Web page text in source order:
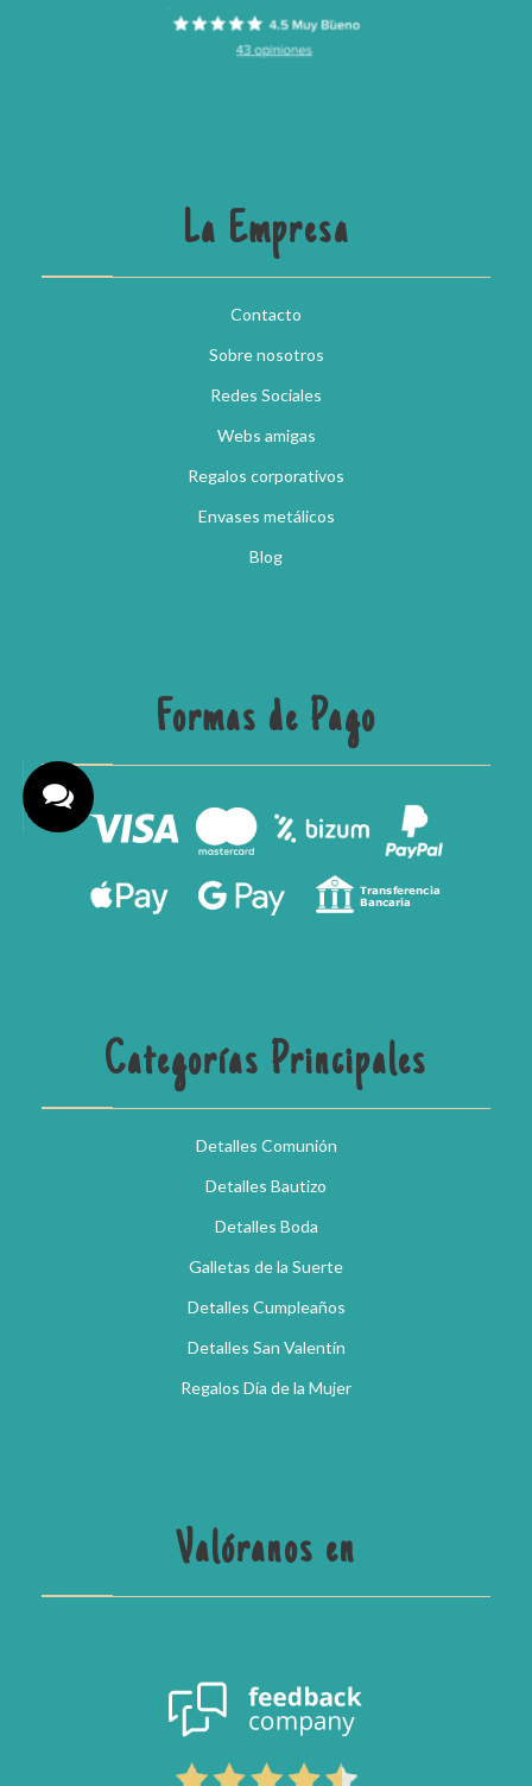
La Empresa
Contacto
Sobre nosotros
Redes Sociales
Webs amigas
Regalos corporativos
Envases metálicos
Blog
Formas de Pago
Categorías Principales
Detalles Comunión
Detalles Bautizo
Detalles Boda
Galletas de la Suerte
Detalles Cumpleaños
Detalles San Valentín
Regalos Día de la Mujer
Valóranos en